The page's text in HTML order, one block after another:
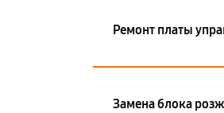
Ремонт платы
Замена блока